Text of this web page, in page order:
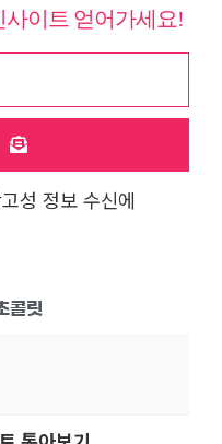
이트 얻어가세요!
성 정보 수신에
콜릿